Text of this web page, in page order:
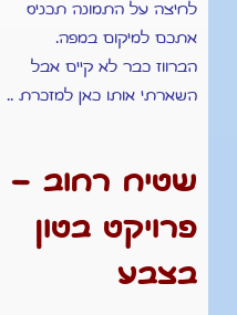
לחיצה על התמונה תכניס
אתכם למיקום במפה.
הברווז כבר לא קיים אבל
השארתי אותו כאן למזכרת ..
שטיח רחוב –
פרויקט בטון
בצבע